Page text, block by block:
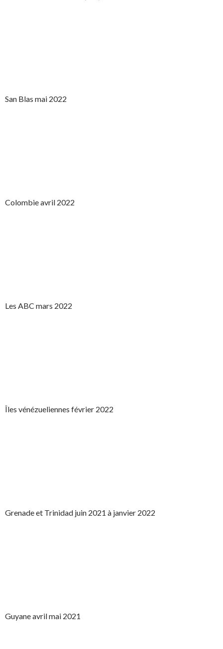
San Blas mai 2022
Colombie avril 2022
Les ABC mars 2022
Îles vénézueliennes février 2022
Grenade et Trinidad juin 2021 à janvier 2022
Guyane avril mai 2021